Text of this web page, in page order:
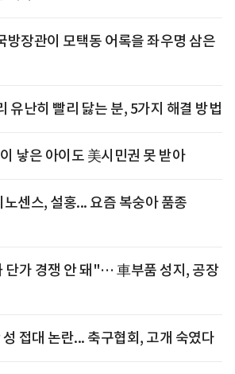
방장관이 모택동 어록을 좌우명 삼은
유난히 빨리 닳는 분, 5가지 해결 방법
낳은 아이도 美시민권 못 받아
센스, 설홍... 요즘 복숭아 품종
단가 경쟁 안 돼"… 車부품 성지, 공장
접대 논란... 축구협회, 고개 숙였다